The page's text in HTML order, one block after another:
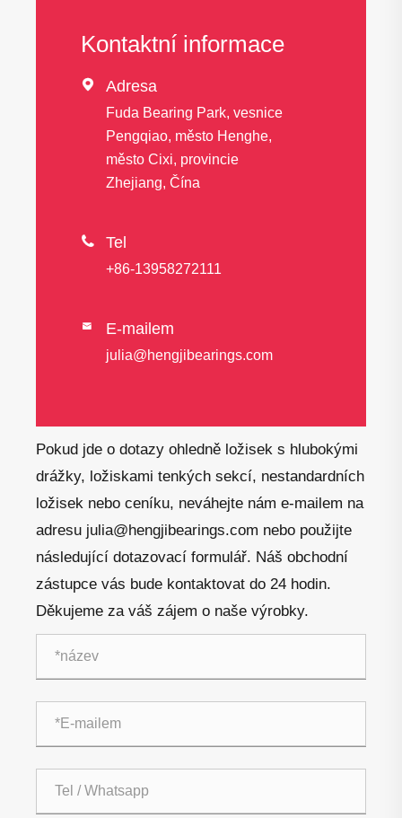
Kontaktní informace
 Adresa
Fuda Bearing Park, vesnice
Pengqiao, město Henghe,
město Cixi, provincie
Zhejiang, Čína
 Tel
+86-13958272111
 E-mailem
julia@hengjibearings.com
Pokud jde o dotazy ohledně ložisek s hlubokými
drážky, ložiskami tenkých sekcí, nestandardních
ložisek nebo ceníku, neváhejte nám e-mailem na
adresu julia@hengjibearings.com nebo použijte
následující dotazovací formulář. Náš obchodní
zástupce vás bude kontaktovat do 24 hodin.
Děkujeme za váš zájem o naše výrobky.